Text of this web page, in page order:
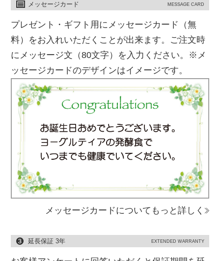
メッセージカード MESSAGE CARD
プレゼント・ギフト用にメッセージカード（無
料）をお入れいただくことが出来ます。ご注文時
にメッセージ文（80文字）を入力ください。※メ
ッセージカードのデザインはイメージです。
メッセージカードについてもっと詳しく
延長保証 3年 EXTENDED WARRANTY